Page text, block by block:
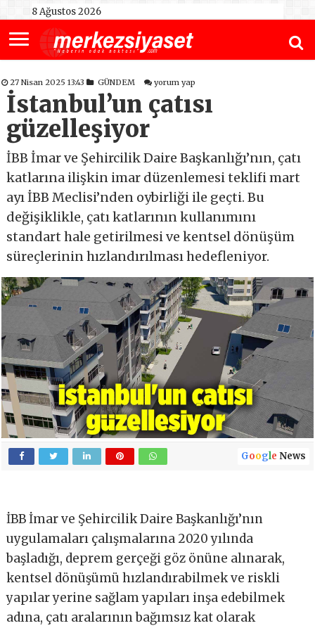
8 Ağustos 2026
27 Nisan 2025 13:43 GÜNDEM yorum yap
İstanbul’un çatısı
güzelleşiyor
İBB İmar ve Şehircilik Daire Başkanlığı’nın, çatı
katlarına ilişkin imar düzenlemesi teklifi mart
ayı İBB Meclisi’nden oybirliği ile geçti. Bu
değişiklikle, çatı katlarının kullanımını
standart hale getirilmesi ve kentsel dönüşüm
süreçlerinin hızlandırılması hedefleniyor.
Google News
İBB İmar ve Şehircilik Daire Başkanlığı’nın
uygulamaları çalışmalarına 2020 yılında
başladığı, deprem gerçeği göz önüne alınarak,
kentsel dönüşümü hızlandırabilmek ve riskli
yapılar yerine sağlam yapıları inşa edebilmek
adına, çatı aralarının bağımsız kat olarak